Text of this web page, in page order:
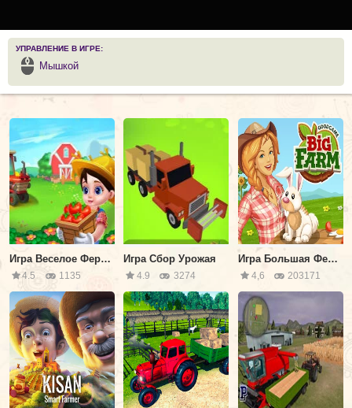
УПРАВЛЕНИЕ В ИГРЕ:
Мышкой
Игра Веселое Фермерское Хозяйство
4.5 1135
Игра Сбор Урожая
4.9 3274
Игра Большая Ферма
4,6 203171